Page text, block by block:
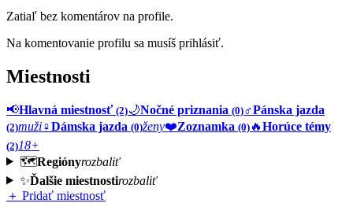
Zatiaľ bez komentárov na profile.
Na komentovanie profilu sa musíš prihlásiť.
Miestnosti
📢Hlavná miestnosť (2)🌙Nočné priznania (0)♂️Pánska jazda
(2)muži♀️Dámska jazda (0)ženy❤️Zoznamka (0) 🔥Horúce témy
(2)18+
🗺️Regiónyrozbaliť
✨Ďalšie miestnostirozbaliť
＋ Pridať miestnosť